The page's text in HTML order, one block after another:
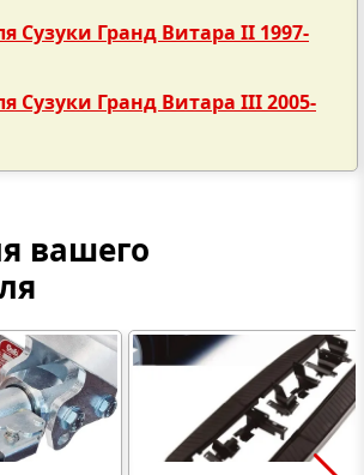
Сузуки Гранд Витара II 1997-
Сузуки Гранд Витара III 2005-
вашего